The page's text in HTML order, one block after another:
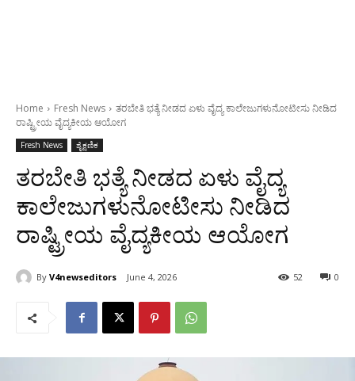
Home Fresh News
ತರಬೇತಿ ಭತ್ಯೆ ನೀಡದ ಏಳು ವೈದ್ಯ ಕಾಲೇಜುಗಳುನೋಟೀಸು ನೀಡಿದ
ರಾಷ್ಟ್ರೀಯ ವೈದ್ಯಕೀಯ ಆಯೋಗ
Fresh News ಶೈಕ್ಷಣಿಕ
ತರಬೇತಿ ಭತ್ಯೆ ನೀಡದ ಏಳು ವೈದ್ಯ
ಕಾಲೇಜುಗಳುನೋಟೀಸು ನೀಡಿದ
ರಾಷ್ಟ್ರೀಯ ವೈದ್ಯಕೀಯ ಆಯೋಗ
By V4newseditors June 4, 2026 0
52